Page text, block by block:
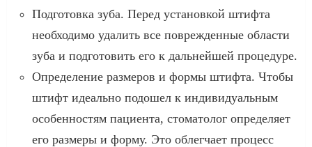
Подготовка зуба. Перед установкой штифта
необходимо удалить все поврежденные области
зуба и подготовить его к дальнейшей процедуре.
Определение размеров и формы штифта. Чтобы
штифт идеально подошел к индивидуальным
особенностям пациента, стоматолог определяет
его размеры и форму. Это облегчает процесс